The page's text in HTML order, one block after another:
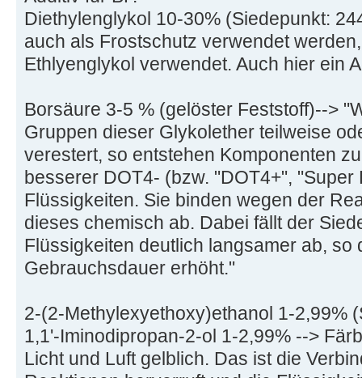
Diethylenglykol 10-30% (Siedepunkt:
auch als Frostschutz verwendet
Ethlyenglykol verwendet. Auch hier ein
Borsäure 3-5 % (gelöster Feststoff)-->
Gruppen dieser Glykolether teilweise
verestert, so entstehen Komponenten
besserer DOT4- (bzw. "DOT4+", "Super
Flüssigkeiten. Sie binden wegen der
dieses chemisch ab. Dabei fällt der
Flüssigkeiten deutlich langsamer ab, so
Gebrauchsdauer erhöht."
2-(2-Methylexyethoxy)ethanol 1-2,99%
1,1'-Iminodipropan-2-ol 1-2,99% -->
Licht und Luft gelblich. Das ist die